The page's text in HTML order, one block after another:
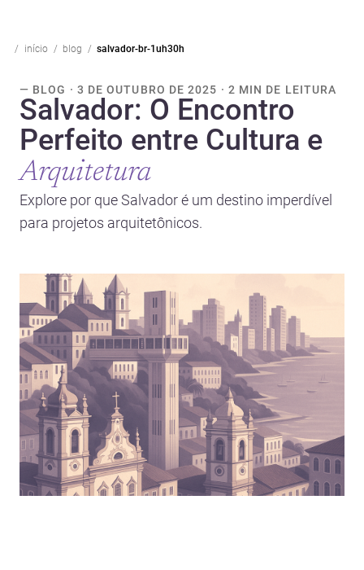
início blog salvador-br-1uh30h
— BLOG · 3 DE OUTUBRO DE 2025 · 2 MIN DE LEITURA
Salvador: O Encontro
Perfeito entre Cultura e
Arquitetura
Explore por que Salvador é um destino imperdível
para projetos arquitetônicos.